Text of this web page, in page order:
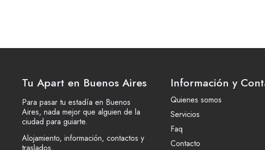
Tu Apart en Buenos Aires
Para pasar tu estadía en Buenos
Aires, nada mejor que alguien de la
ciudad para guiarte.
Alojamiento, información, contactos y
Información y
Quienes somos
Servicios
Faq
Contacto